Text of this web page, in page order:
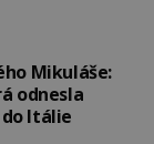
Mikuláše:
odnesla
Itálie